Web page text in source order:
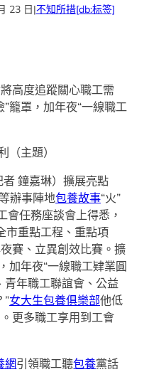
23 日|不知所措[db:标签]
高度追蹤關心職工需
籠罩，加年夜“一線職工
（主題）
鐘嘉琳）擴展亮點
辦事陣地包養故事“火”
任務座談會上得悉，
市重點工程、重點項
賽、立異創效比賽。擴
加年夜“一線職工肄業圓
青年職工聯誼會、公益
”女大生包養俱樂部他低
更多職工享用到工會
網引領職工聽包養黨話